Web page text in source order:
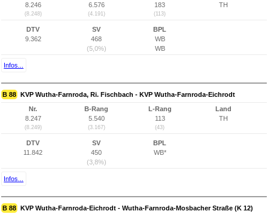
8.246
(8.248)
6.576
(4.191)
183
(113)
TH
DTV
9.362
SV
468
(5,0%)
BPL
WB
WB
Infos...
B 88 KVP Wutha-Farnroda, Ri. Fischbach - KVP Wutha-Farnroda-Eichrodt
Nr.
8.247
(8.249)
B-Rang
5.540
(3.167)
L-Rang
113
(43)
Land
TH
DTV
11.842
SV
450
(3,8%)
BPL
WB*
Infos...
B 88 KVP Wutha-Farnroda-Eichrodt - Wutha-Farnroda-Mosbacher Straße (K 12)